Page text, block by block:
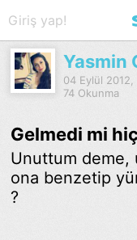
Giriş yap!
Yasmin
04 Eylül 2012,
74 Okunma
Gelmedi mi
Unuttum deme,
ona benzetip
?